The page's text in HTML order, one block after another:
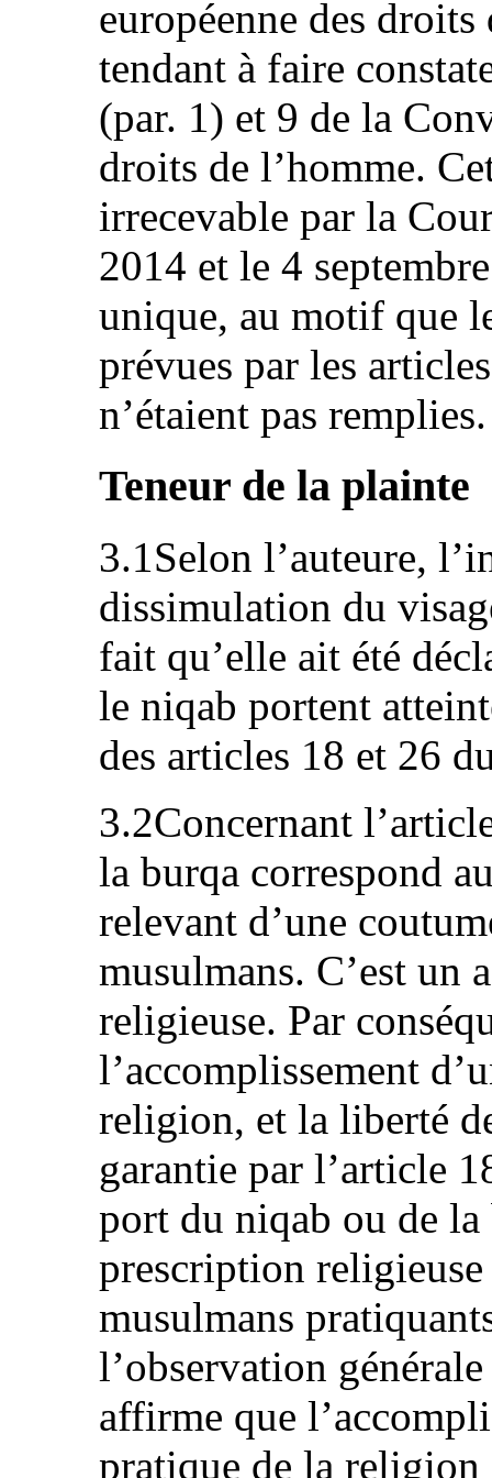
européenne des droits
tendant à faire
(par. 1) et 9 de la
droits de l’homme.
irrecevable par la
2014 et le 4
unique, au motif que
prévues par les
n’étaient pas remplies.
Teneur de la plainte
3.1Selon l’auteure,
dissimulation du
fait qu’elle ait été
le niqab portent
des articles 18 et 26
3.2Concernant
la burqa correspond
relevant d’une
musulmans. C’est un
religieuse. Par
l’accomplissement
religion, et la liberté
garantie par l’article
port du niqab ou de la
prescription religieuse
musulmans
l’observation
affirme que
pratique de la